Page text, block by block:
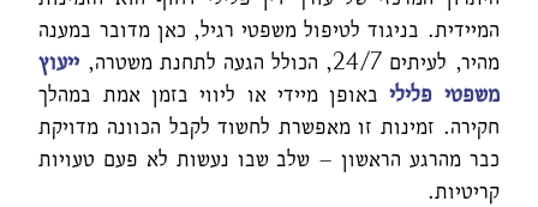
המיידית. בניגוד לטיפול משפטי רגיל, כאן מדובר במענה
מהיר, לעיתים 24/7, הכולל הגעה לתחנת משטרה,
ייעוץ
משפטי פליליבאופן מיידי או ליווי בזמן אמת במהלך
חקירה. זמינות זו מאפשרת לחשוד לקבל הכוונה מדויקת
כבר מהרגע הראשון – שלב שבו נעשות לא פעם טעויות
קריטיות.